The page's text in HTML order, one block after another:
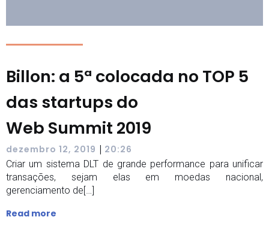
Billon: a 5ª colocada no TOP 5
das startups do
Web Summit 2019
dezembro 12, 2019 | 20:26
Criar um sistema DLT de grande performance para unificar
transações, sejam elas em moedas nacional,
gerenciamento de[…]
Read more